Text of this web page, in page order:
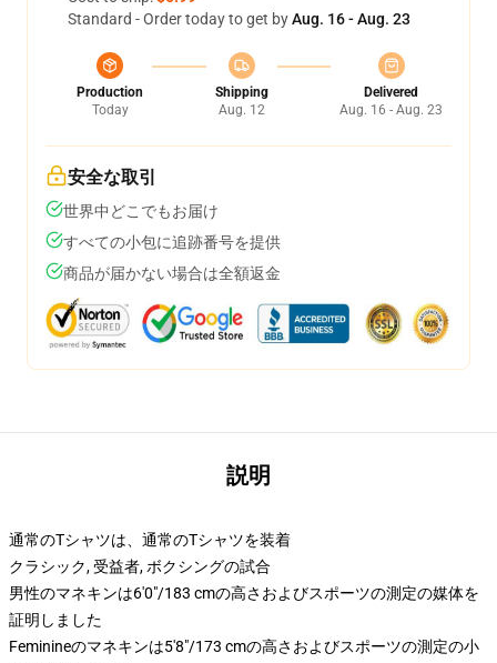
Standard - Order today to get byAug. 16 - Aug. 23
Production
Today
Shipping
Aug. 12
Delivered
Aug. 16 - Aug. 23
安全な取引
世界中どこでもお届け
すべての小包に追跡番号を提供
商品が届かない場合は全額返金
説明
通常のTシャツは、通常のTシャツを装着
クラシック, 受益者, ボクシングの試合
男性のマネキンは6'0"/183 cmの高さおよびスポーツの測定の媒体を
証明しました
Feminineのマネキンは5'8"/173 cmの高さおよびスポーツの測定の小